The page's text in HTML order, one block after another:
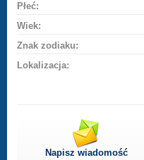
Płeć:
Wiek:
Znak zodiaku:
Lokalizacja:
Napisz wiadomość